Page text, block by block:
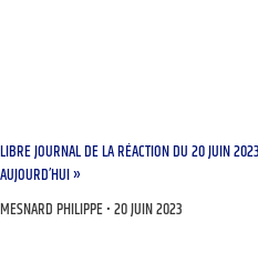
LIBRE JOURNAL DE LA RÉACTION DU 20 JUIN
AUJOURD’HUI »
MESNARD PHILIPPE 20 JUIN 2023